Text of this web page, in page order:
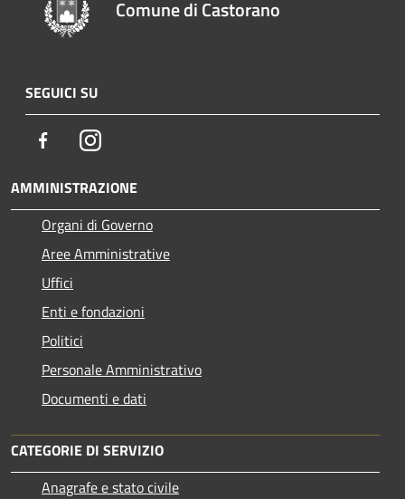
Comune di Castorano
SEGUICI SU
FacebookInstagram
AMMINISTRAZIONE
Organi di Governo
Aree Amministrative
Uffici
Enti e fondazioni
Politici
Personale Amministrativo
Documenti e dati
CATEGORIE DI SERVIZIO
Anagrafe e stato civile